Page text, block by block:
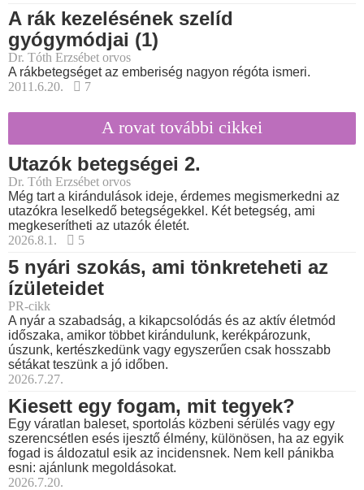
A rák kezelésének szelíd
gyógymódjai (1)
Dr. Tóth Erzsébet orvos
A rákbetegséget az emberiség nagyon régóta ismeri.
2011.6.20.
7
A rovat további cikkei
Utazók betegségei 2.
Dr. Tóth Erzsébet orvos
Még tart a kirándulások ideje, érdemes megismerkedni az
utazókra leselkedő betegségekkel. Két betegség, ami
megkeserítheti az utazók életét.
2026.8.1.
5
5 nyári szokás, ami tönkreteheti az
ízületeidet
PR-cikk
A nyár a szabadság, a kikapcsolódás és az aktív életmód
időszaka, amikor többet kirándulunk, kerékpározunk,
úszunk, kertészkedünk vagy egyszerűen csak hosszabb
sétákat teszünk a jó időben.
2026.7.27.
Kiesett egy fogam, mit tegyek?
Egy váratlan baleset, sportolás közbeni sérülés vagy egy
szerencsétlen esés ijesztő élmény, különösen, ha az egyik
fogad is áldozatul esik az incidensnek. Nem kell pánikba
esni: ajánlunk megoldásokat.
2026.7.20.